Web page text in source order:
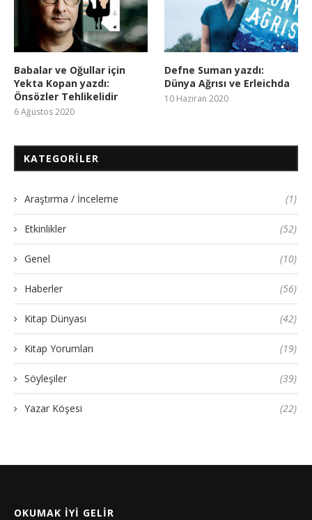
Babalar ve Oğullar için
Yekta Kopan yazdı:
Önsözler Tehlikelidir
6 Ağustos 2020
Defne Suman yazdı:
Dünya Ağrısı ve Erleichda
10 Haziran 2020
KATEGORILER
Araştırma / İnceleme (1)
Etkinlikler (52)
Genel (10)
Haberler (56)
Kitap Dünyası (42)
Kitap Yorumları (19)
Söyleşiler (39)
Yazar Köşesi (22)
OKUMAK İYI GELIR